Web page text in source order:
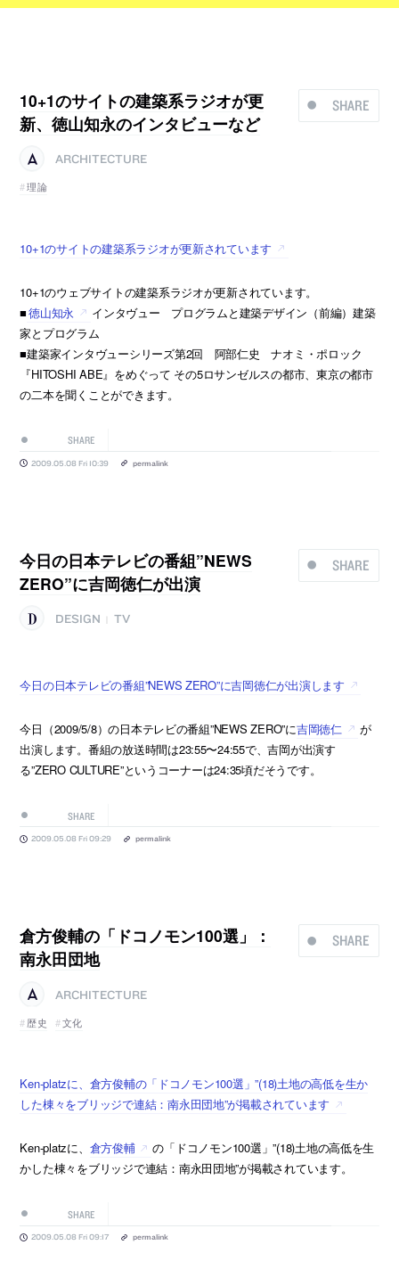
SHARE
10+1のサイトの建築系ラジオが更
新、徳山知永のインタビューなど
ARCHITECTURE
理論
10+1のサイトの建築系ラジオが更新されています
10+1のウェブサイトの建築系ラジオが更新されています。
■徳山知永
インタヴュー プログラムと建築デザイン（前編）建築
家とプログラム
■建築家インタヴューシリーズ第2回 阿部仁史 ナオミ・ポロック
『HITOSHI ABE』をめぐって その5ロサンゼルスの都市、東京の都市
の二本を聞くことができます。
SHARE
2009.05.08 Fri 10:39 permalink
SHARE
今日の日本テレビの番組”NEWS
ZERO”に吉岡徳仁が出演
DESIGN TV
今日の日本テレビの番組”NEWS ZERO”に吉岡徳仁が出演します
今日（2009/5/8）の日本テレビの番組”NEWS ZERO”に吉岡徳仁
が
出演します。番組の放送時間は23:55〜24:55で、吉岡が出演す
る”ZERO CULTURE”というコーナーは24:35頃だそうです。
SHARE
2009.05.08 Fri 09:29 permalink
SHARE
倉方俊輔の「ドコノモン100選」：
南永田団地
ARCHITECTURE
歴史
文化
Ken-platzに、倉方俊輔の「ドコノモン100選」”(18)土地の高低を生か
した棟々をブリッジで連結：南永田団地”が掲載されています
Ken-platzに、 倉方俊輔
の「ドコノモン100選」”(18)土地の高低を生
かした棟々をブリッジで連結：南永田団地”が掲載されています。
SHARE
2009.05.08 Fri 09:17 permalink